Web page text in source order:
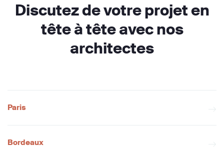
Discutez de votre projet en
tête à tête avec nos
architectes
Paris
Bordeaux